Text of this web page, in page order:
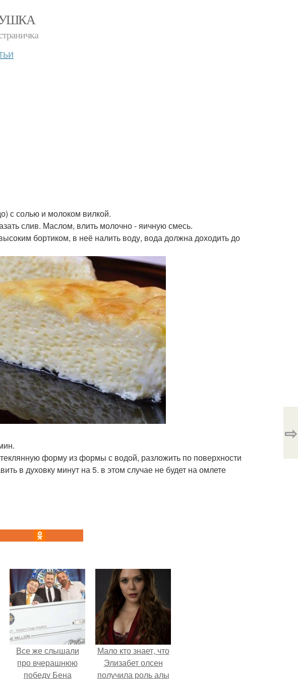
с солью и молоком вилкой.
слив. Маслом, влить молочно - яичную смесь.
бортиком, в неё налить воду, вода должна доходить до
форму из формы с водой, разложить по поверхности
в духовку минут на 5. в этом случае не будет на омлете
⇨
Все же слышали
про вчерашнюю
победу Бена
Мало кто знает, что
Элизабет олсен
получила роль алы